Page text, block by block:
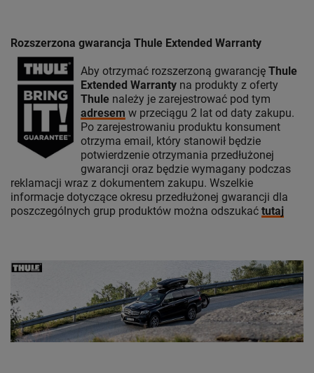
Rozszerzona gwarancja Thule Extended Warranty
Aby otrzymać rozszerzoną gwarancję Thule
Extended Warranty na produkty z oferty
Thule należy je zarejestrować pod tym
adresem w przeciągu 2 lat od daty zakupu.
Po zarejestrowaniu produktu konsument
otrzyma email, który stanowił będzie
potwierdzenie otrzymania przedłużonej
gwarancji oraz będzie wymagany podczas
reklamacji wraz z dokumentem zakupu. Wszelkie
informacje dotyczące okresu przedłużonej gwarancji dla
poszczególnych grup produktów można odszukać tutaj